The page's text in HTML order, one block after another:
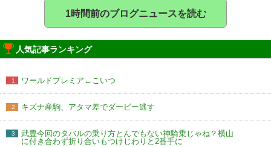
1時間前のブログニュースを読む
人気記事ランキング
1 ワールドプレミア←こいつ
2 キズナ産駒、アタマ差でダービー逃す
3
武豊今回のタバルの乗り方とんでもない神騎乗じゃね？横山
に付き合わず折り合いもつけじわりと2番手に